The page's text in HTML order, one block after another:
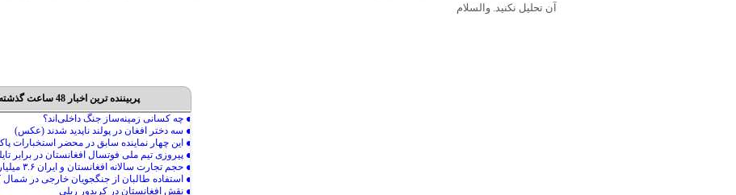
آن تحلیل نکنید. والسلام
پربیننده ترین اخبار 48 ساعت گذشته